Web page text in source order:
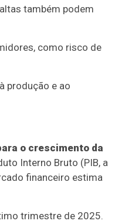
também podem
como risco de
produção e ao
o crescimento da
Interno Bruto (PIB, a
financeiro estima
trimestre de 2025.